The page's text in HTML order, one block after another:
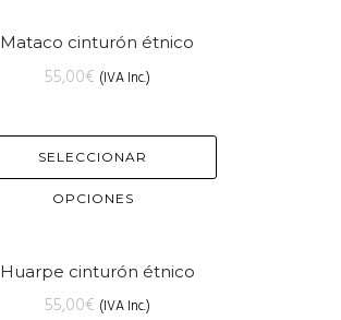
Mataco cinturón étnico
55,00€ (IVA Inc.)
SELECCIONAR
OPCIONES
Huarpe cinturón étnico
55,00€ (IVA Inc.)